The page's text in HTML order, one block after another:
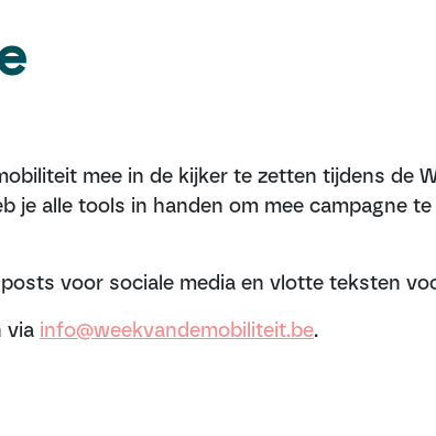
mee in de kijker te zetten tijdens de
je alle tools in handen om mee campagne
voor sociale media en vlotte teksten
via info@weekvandemobiliteit.be.